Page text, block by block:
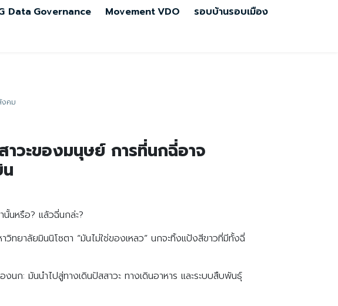
Data Governance MovementVDO รอบบ้านรอบเมือง
งคม
วะของมนุษย์ การที่นกฉี่อาจ
นหรือ? แล้วฉี่นกล่ะ?
ทยาลัยมินนิโซตา “มันไม่ใช่ของเหลว” นกจะทิ้งแป้งสีขาวที่มีทั้งฉี่
ก: มันนำไปสู่ทางเดินปัสสาวะ ทางเดินอาหาร และระบบสืบพันธุ์